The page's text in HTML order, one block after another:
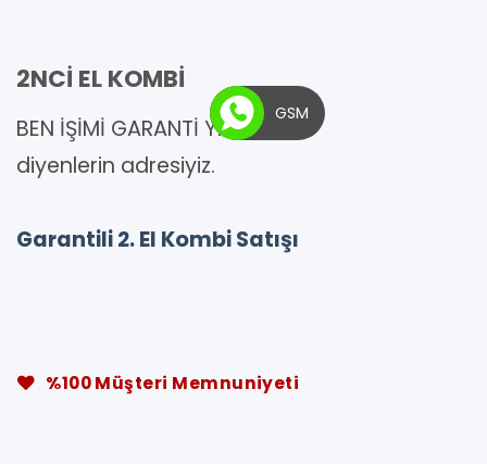
2NCİ EL KOMBİ
BEN İŞİMİ GARANTİ YAPARIM !
diyenlerin adresiyiz.
Garantili 2. El Kombi Satışı
%100 Müşteri Memnuniyeti
GSM